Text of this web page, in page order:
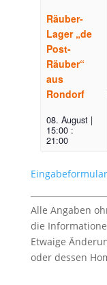
Räuber-
Lager „de
Post-
Räuber“
aus
Rondorf
08. August |
15:00:
21:00
Alle Angaben
die
Etwaige
oder dessen